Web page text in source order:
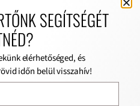
17:00
SEGÍTSÉGÉT
elérhetőséged, és
időn belül visszahív!